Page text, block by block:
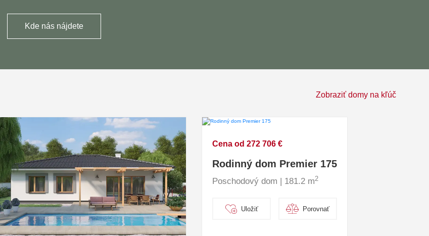
Kde nás nájdete
Zobraziť domy na kľúč
Cena od 272 706 €
Rodinný dom Premier 175
Poschodový dom | 181.2 m2
Uložiť Porovnať